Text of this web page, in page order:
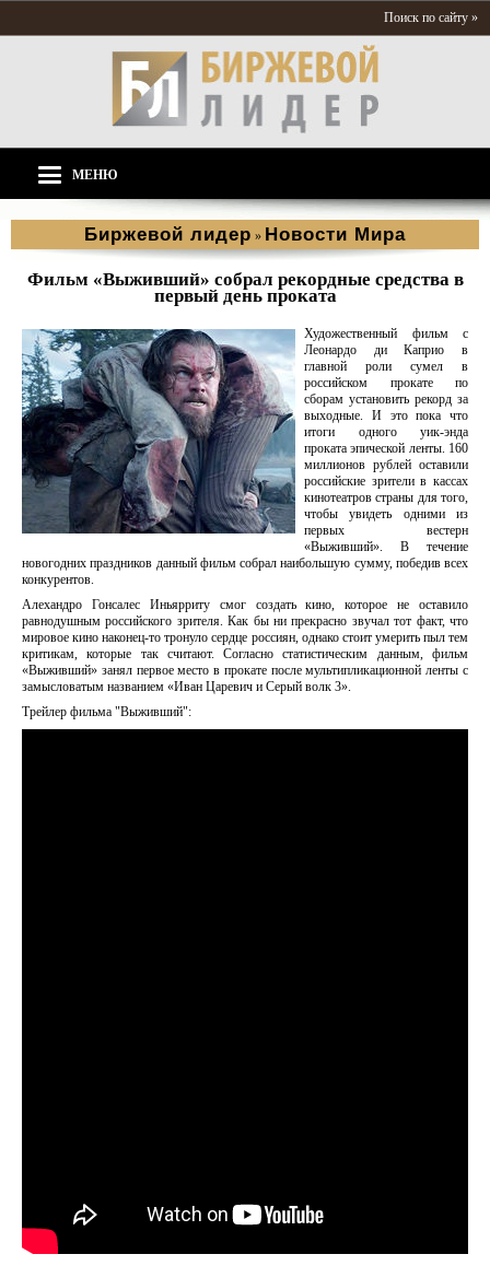
Поиск по сайту »
МЕНЮ
Биржевой лидер » Новости Мира
Фильм «Выживший» собрал рекордные средства в
первый день проката
Художественный фильм с
Леонардо ди Каприо в
главной роли сумел в
российском прокате по
сборам установить рекорд за
выходные. И это пока что
итоги одного уик-энда
проката эпической ленты. 160
миллионов рублей оставили
российские зрители в кассах
кинотеатров страны для того,
чтобы увидеть одними из
первых вестерн
«Выживший». В течение
новогодних праздников данный фильм собрал наибольшую сумму, победив всех
конкурентов.
Алехандро Гонсалес Иньярриту смог создать кино, которое не оставило
равнодушным российского зрителя. Как бы ни прекрасно звучал тот факт, что
мировое кино наконец-то тронуло сердце россиян, однако стоит умерить пыл тем
критикам, которые так считают. Согласно статистическим данным, фильм
«Выживший» занял первое место в прокате после мультипликационной ленты с
замысловатым названием «Иван Царевич и Серый волк 3».
Трейлер фильма "Выживший":